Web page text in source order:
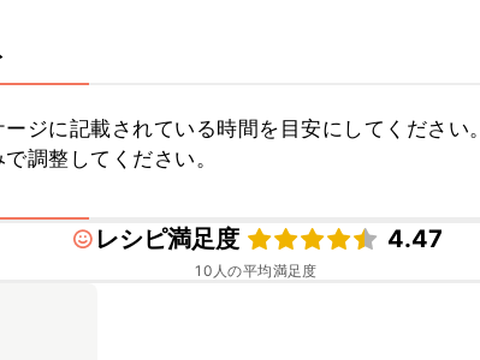
ジに記載されている時間を目安にしてください。
調整してください。
レシピ満足度
4.47
10 人の平均満足度